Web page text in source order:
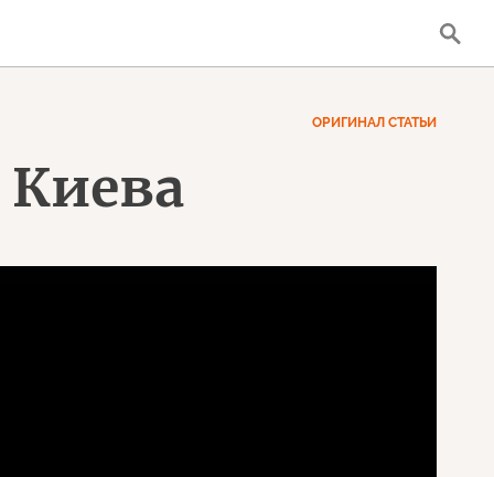
ОРИГИНАЛ СТАТЬИ